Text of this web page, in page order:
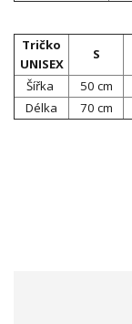
Tričko
UNISEX
S
Šířka
50 cm
Délka
70 cm